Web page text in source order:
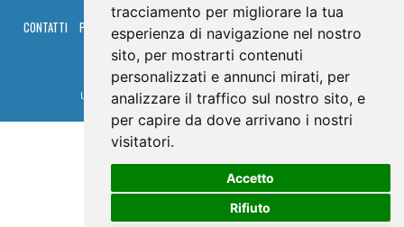
tracciamento per migliorare la tua
esperienza di navigazione nel nostro
sito, per mostrarti contenuti
personalizzati e annunci mirati, per
analizzare il traffico sul nostro sito, e
per capire da dove arrivano i nostri
visitatori.
Accetto
Rifiuto
CONTATTI PRIVACY COOKIES PALINSESTO DIRETTA TV
DIRETTA RADIO
RGM HITRADIO
© TRG Media 2005-2026
Umbria Televisioni s.r.l. - P.I.00496230541 - www.trgmedia.it- Powered by